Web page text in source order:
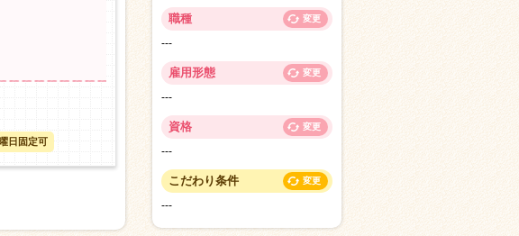
日固定可
職種 変更
---
雇用形態 変更
---
資格 変更
---
こだわり条件 変更
---